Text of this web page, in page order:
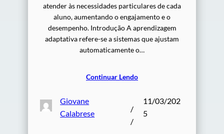
atender às necessidades particulares de cada
aluno, aumentando o engajamento e o
desempenho. Introdução A aprendizagem
adaptativa refere-se a sistemas que ajustam
automaticamente o…
Continuar Lendo
Giovane
Calabrese
/
/
11/03/202
5